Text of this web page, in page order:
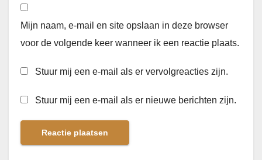
Mijn naam, e-mail en site opslaan in deze browser
voor de volgende keer wanneer ik een reactie plaats.
Stuur mij een e-mail als er vervolgreacties zijn.
Stuur mij een e-mail als er nieuwe berichten zijn.